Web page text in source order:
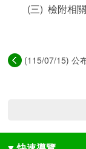
(三) 檢附相關
(115/07/15) 公